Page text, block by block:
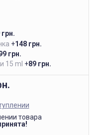
+148 грн.
грн.
15 ml +89 грн.
товара